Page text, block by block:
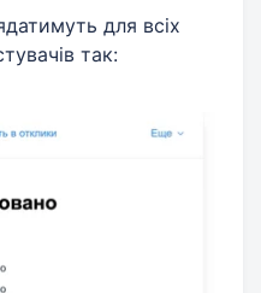
для всіх
так: